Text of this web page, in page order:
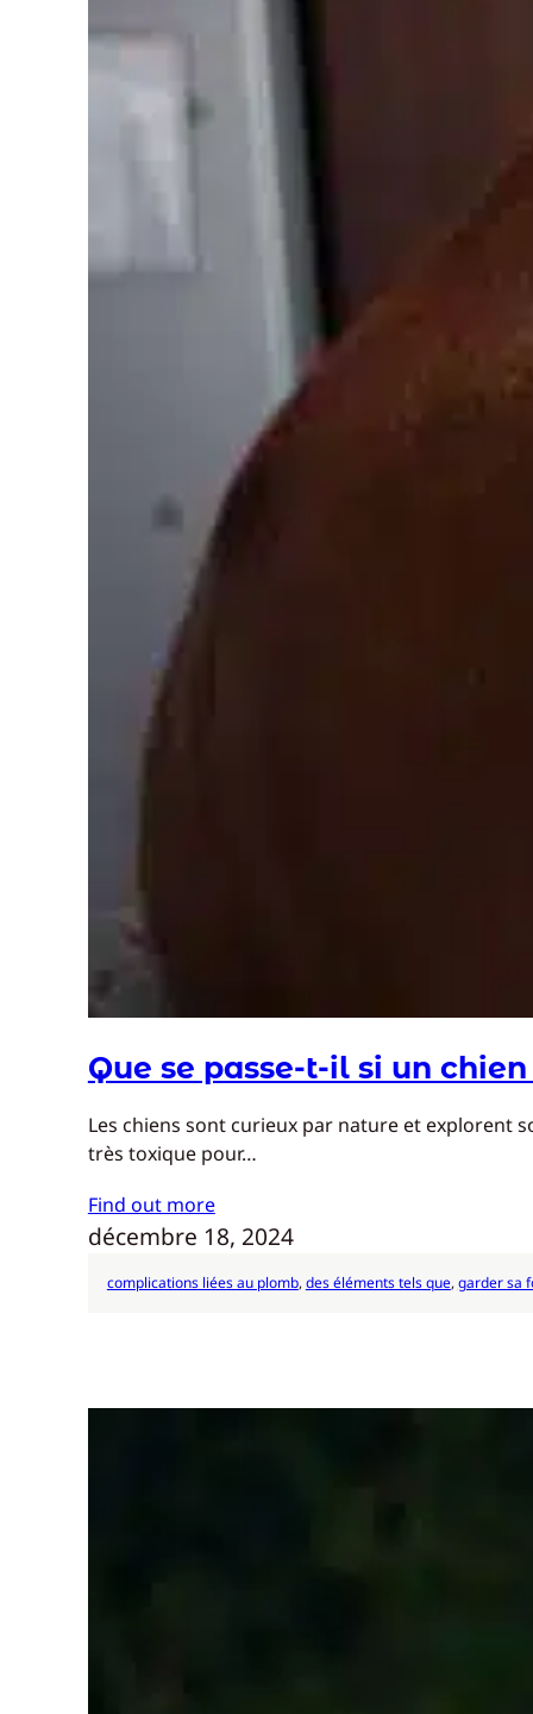
Que se passe-t-il si un
Les chiens sont curieux par nature et explorent
très toxique pour…
Find out more
décembre 18, 2024
complications liées au plomb, des éléments tels que, garder sa